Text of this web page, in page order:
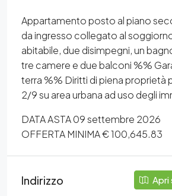
Appartamento posto al piano
da ingresso collegato al
abitabile, due disimpegni, un
tre camere e due balconi %%
terra %% Diritti di piena proprietà
2/9 su area urbana ad uso degli
DATA ASTA 09 settembre 2026
OFFERTA MINIMA € 100,645.83
Indirizzo Apri